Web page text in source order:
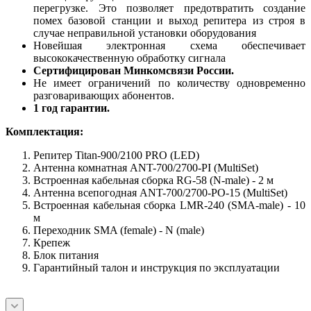
перегрузке. Это позволяет предотвратить создание
помех базовой станции и выход репитера из строя в
случае неправильной установки оборудования
Новейшая электронная схема обеспечивает
высококачественную обработку сигнала
Сертифицирован Минкомсвязи России.
Не имеет ограничений по количеству одновременно
разговаривающих абонентов.
1 год гарантии.
Комплектация:
Репитер Titan-900/2100 PRO (LED)
Антенна комнатная ANT-700/2700-PI (MultiSet)
Встроенная кабельная сборка RG-58 (N-male) - 2 м
Антенна всепогодная ANT-700/2700-PO-15 (MultiSet)
Встроенная кабельная сборка LMR-240 (SMA-male) - 10
м
Переходник SMA (female) - N (male)
Крепеж
Блок питания
Гарантийный талон и инструкция по эксплуатации